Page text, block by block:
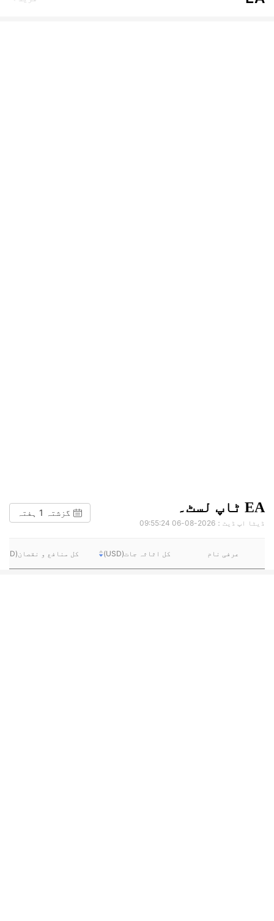
EA ٹاپ لسٹ۔
ڈیٹا اپ ڈیٹ：2026-08-06 09:55:24
گزشتہ 1 ہفتہ
عرفی نام کل اثاثہ جات(USD) کل منافع و نقصان(USD)